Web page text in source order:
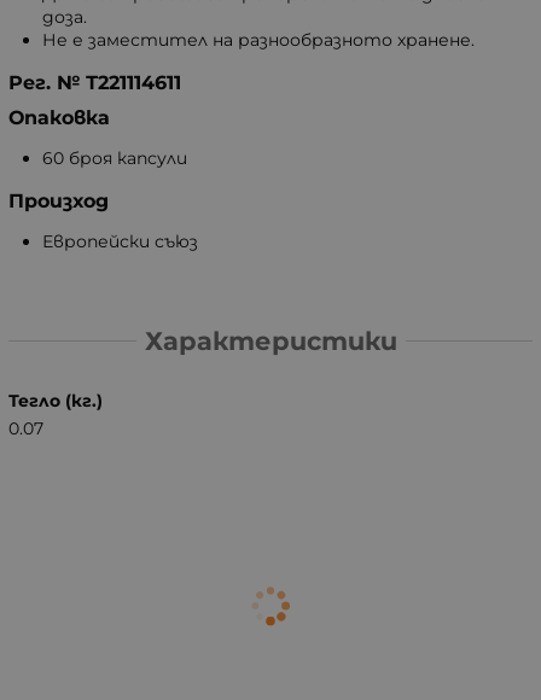
доза.
Не е заместител на разнообразното хранене.
Рег. № Т221114611
Опаковка
60 броя капсули
Произход
Европейски съюз
Характеристики
Тегло (кг.)
0.07